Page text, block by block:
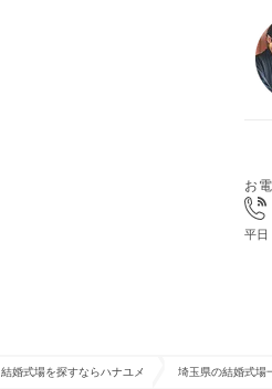
お
平
結婚式場を探すならハナユメ 埼玉県の結婚式場